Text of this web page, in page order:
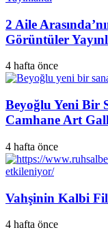
2 Aile
Görüntüler
4 hafta önce
Beyoğlu Yeni Bir
Camhane Art
4 hafta önce
Vahşinin Kalbi
4 hafta önce